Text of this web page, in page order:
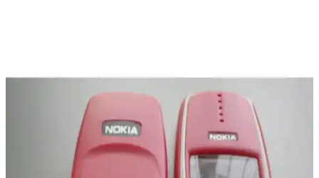
Oppo A38 ve Xiaomi Redmi 13C Karşılaştırması:
Hangi Telefon Sizin İçin Uygun
Oppo A38 ve Xiaomi Redmi 13C modellerinin özelliklerini detaylı
karşılaştırıyoruz. Pil ömrü, kamera, ekran ve performans gibi önemli
faktörleri analiz ederek en uygun seçimi yapmanıza yardımcı